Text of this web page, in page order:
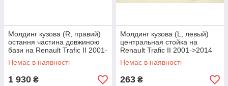
Молдинг кузова (R, правий)
остання частина довжиною
бази на Renault Trafic II 2001-
>2014 - PSA - 91165349
Немає в наявності
1 930 ₴
Молдинг кузова (L, левый)
центральная стойка на
Renault Trafic II 2001->2014
Rotweiss (Турция) RWS1163
Немає в наявності
263 ₴